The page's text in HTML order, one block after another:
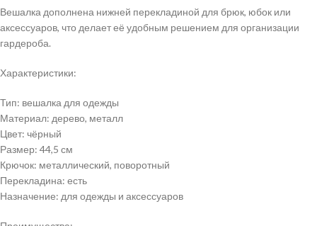
Вешалка дополнена нижней перекладиной для брюк, юбок или
аксессуаров, что делает её удобным решением для организации
гардероба.
Характеристики:
Тип: вешалка для одежды
Материал: дерево, металл
Цвет: чёрный
Размер: 44,5 см
Крючок: металлический, поворотный
Перекладина: есть
Назначение: для одежды и аксессуаров